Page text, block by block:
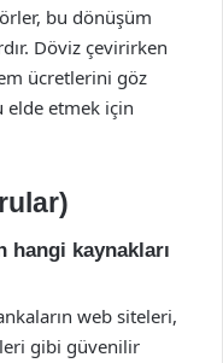
bu dönüşüm
Döviz çevirirken
ücretlerini göz
etmek için
hangi kaynakları
web siteleri,
gibi güvenilir